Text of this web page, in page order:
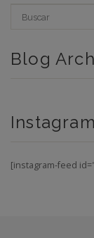
Blog
Instagram
[instagram-feed